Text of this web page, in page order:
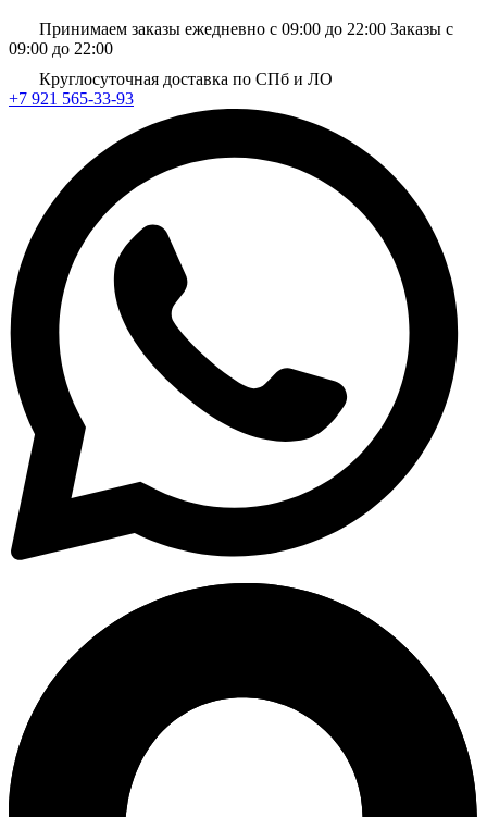
Принимаем заказы ежедневно с 09:00 до 22:00 Заказы с
09:00 до 22:00
Круглосуточная доставка по СПб и ЛО
+7 921 565-33-93